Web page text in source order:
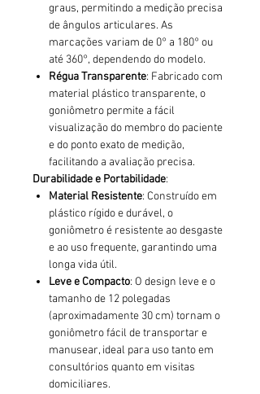
graus, permitindo a medição precisa
de ângulos articulares. As
marcações variam de 0° a 180° ou
até 360°, dependendo do modelo.
Régua Transparente: Fabricado com
material plástico transparente, o
goniômetro permite a fácil
visualização do membro do paciente
e do ponto exato de medição,
facilitando a avaliação precisa.
Durabilidade e Portabilidade:
Material Resistente: Construído em
plástico rígido e durável, o
goniômetro é resistente ao desgaste
e ao uso frequente, garantindo uma
longa vida útil.
Leve e Compacto: O design leve e o
tamanho de 12 polegadas
(aproximadamente 30 cm) tornam o
goniômetro fácil de transportar e
manusear, ideal para uso tanto em
consultórios quanto em visitas
domiciliares.